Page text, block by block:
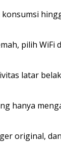
pilih
latar
hanya
original,